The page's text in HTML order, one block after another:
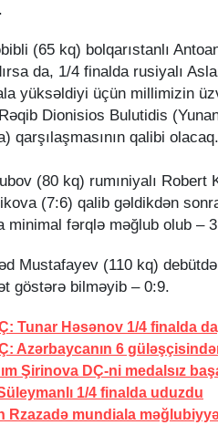
(65 kq) bolqarıstanlı
da, 1/4 finalda rusiyalı
yüksəldiyi üçün millimizin
Dionisios Bulutidis
qarşılaşmasının qalibi olacaq.
(80 kq) rumıniyalı Robert
(7:6) qalib gəldikdən
minimal fərqlə məğlub olub –
Mustafayev (110 kq)
göstərə bilməyib – 0:9.
Tunar Həsənov 1/4 finalda
Azərbaycanın 6
Şirinova DÇ-ni medalsız
1/4 finalda uduzdu
Rzazadə mundiala